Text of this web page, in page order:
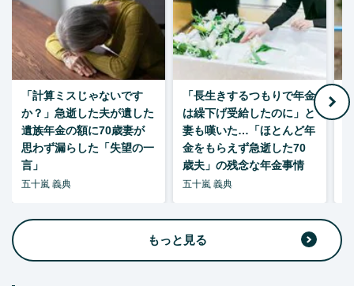
「計算ミスじゃないです
か？」急逝した夫が遺した
遺族年金の額に70歳妻が
思わず漏らした「失望の一
言」
五十嵐 義典
「長生きするつもりで年金
は繰下げ受給したのに」と
妻も嘆いた…「ほとんど年
金をもらえず急逝した70
歳夫」の残念な年金事情
五十嵐 義典
もっと見る